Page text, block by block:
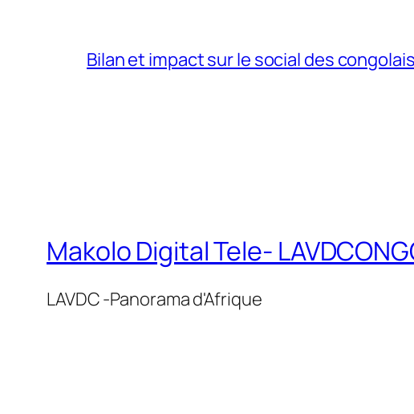
Bilan et impact sur le social des
Makolo Digital Tele-
LAVDC -Panorama d'Afrique